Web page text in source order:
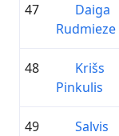
47
Daiga
Rudmieze
48
Krišs
Pinkulis
49
Salvis